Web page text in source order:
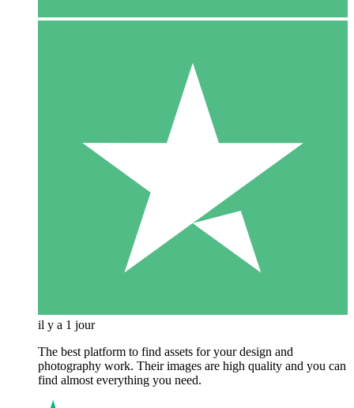
il y a 1 jour
The best platform to find assets for your design and
photography work. Their images are high quality and you can
find almost everything you need.